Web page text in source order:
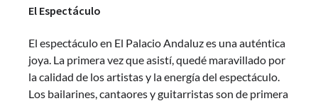
El Espectáculo
El espectáculo en El Palacio Andaluz es una auténtica
joya. La primera vez que asistí, quedé maravillado por
la calidad de los artistas y la energía del espectáculo.
Los bailarines, cantaores y guitarristas son de primera